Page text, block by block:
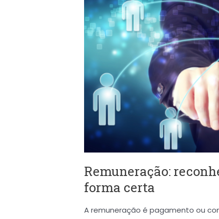
Remuneração:
forma certa
A remuneração é pagamento ou
funcionários
da
forma
certa